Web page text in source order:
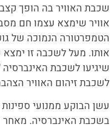
שכבת האוויר בה הופך
אוויר שימצא עצמו חם
הטמפרטורה הנמוכה של
אותו. מעל לשכבה זו ימצא
שיגיעו לשכבת
לשכבת זיהום האוויר
עשן הבוקע ממנועי
בשכבת האינברסיה. מאחר